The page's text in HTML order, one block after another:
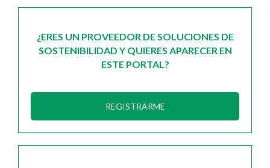
¿ERES UN PROVEEDOR DE SOLUCIONES DE
SOSTENIBILIDAD Y QUIERES APARECER EN
ESTE PORTAL?
REGISTRARME